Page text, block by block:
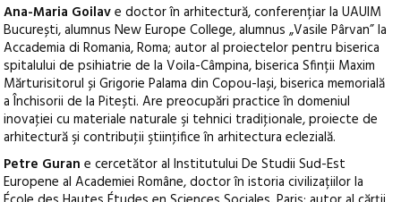
Ana-Maria Goilave doctor în arhitectură, conferențiar la UAUIM
București, alumnus New Europe College, alumnus „Vasile Pârvan” la
Accademia di Romania, Roma; autor al proiectelor pentru biserica
spitalului de psihiatrie de la Voila-Câmpina, biserica Sfinții Maxim
Mărturisitorul și Grigorie Palama din Copou-Iași, biserica memorială
a Închisorii de la Pitești. Are preocupări practice în domeniul
inovaţiei cu materiale naturale şi tehnici tradiţionale, proiecte de
arhitectură şi contribuţii ştiinţifice în arhitectura eclezială.
Petre Guran e cercetător al Institutului De Studii Sud-Est
Europene al Academiei Române, doctor în istoria civilizațiilor la